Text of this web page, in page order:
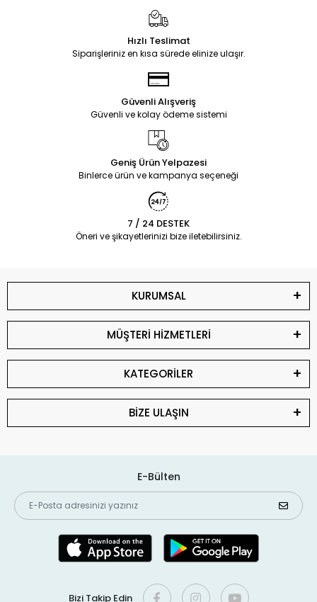
Hızlı Teslimat
Siparişleriniz en kısa sürede elinize ulaşır.
Güvenli Alışveriş
Güvenli ve kolay ödeme sistemi
Geniş Ürün Yelpazesi
Binlerce ürün ve kampanya seçeneği
7 / 24 DESTEK
Öneri ve şikayetlerinizi bize iletebilirsiniz.
KURUMSAL
MÜŞTERİ HİZMETLERİ
KATEGORİLER
BİZE ULAŞIN
E-Bülten
Bizi Takip Edin